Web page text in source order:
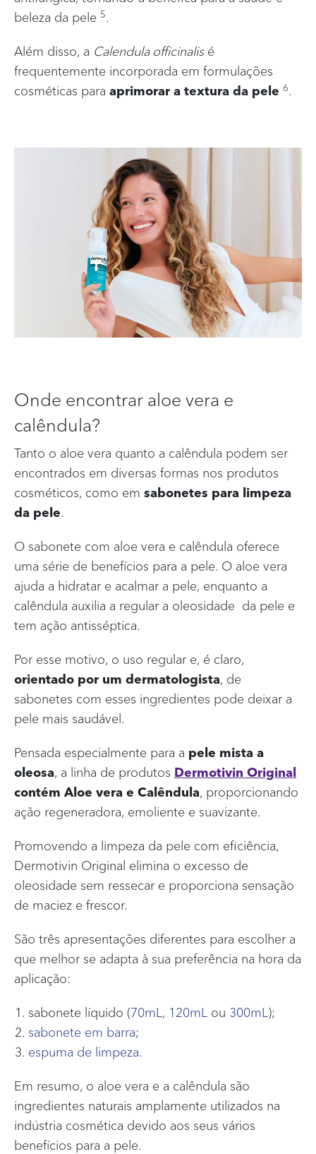
beleza da pele 5.
Além disso, a Calendula officinalisé
frequentemente incorporada em formulações
cosméticas para aprimorar a textura da pele 6.
Onde encontrar aloe vera e
calêndula?
Tanto o aloe vera quanto a calêndula podem ser
encontrados em diversas formas nos produtos
cosméticos, como em sabonetes para limpeza
da pele.
O sabonete com aloe vera e calêndula oferece
uma série de benefícios para a pele. O aloe vera
ajuda a hidratar e acalmar a pele, enquanto a
calêndula auxilia a regular a oleosidade da pele e
tem ação antisséptica.
Por esse motivo, o uso regular e, é claro,
orientado por um dermatologista, de
sabonetes com esses ingredientes pode deixar a
pele mais saudável.
Pensada especialmente para a pele mista a
oleosa, a linha de produtos Dermotivin Original
contém Aloe vera e Calêndula, proporcionando
ação regeneradora, emoliente e suavizante.
Promovendo a limpeza da pele com eficiência,
Dermotivin Original elimina o excesso de
oleosidade sem ressecar e proporciona sensação
de maciez e frescor.
São três apresentações diferentes para escolher a
que melhor se adapta à sua preferência na hora da
aplicação:
sabonete líquido (70mL , 120mL ou 300mL );
sabonete em barra;
espuma de limpeza.
Em resumo, o aloe vera e a calêndula são
ingredientes naturais amplamente utilizados na
indústria cosmética devido aos seus vários
benefícios para a pele.